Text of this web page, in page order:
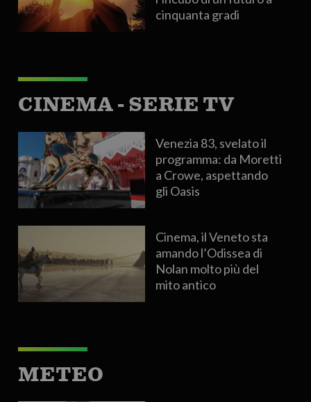
cinquanta gradi
CINEMA - SERIE TV
Venezia 83, svelato il
programma: da Moretti
a Crowe, aspettando
gli Oasis
Cinema, il Veneto sta
amando l’Odissea di
Nolan molto più del
mito antico
METEO